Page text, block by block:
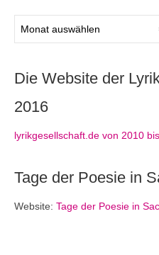
Die Website der
2016
lyrikgesellschaft.de von 2010
Tage der Poesie in
Website: Tage der Poesie in